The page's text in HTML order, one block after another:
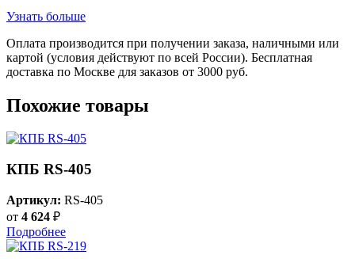
Узнать больше
Оплата производится при получении заказа, наличными или
картой (условия действуют по всей России). Бесплатная
доставка по Москве для заказов от 3000 руб.
Похожие товары
КПБ RS-405
Артикул: RS-405
от 4 624 ₽
Подробнее